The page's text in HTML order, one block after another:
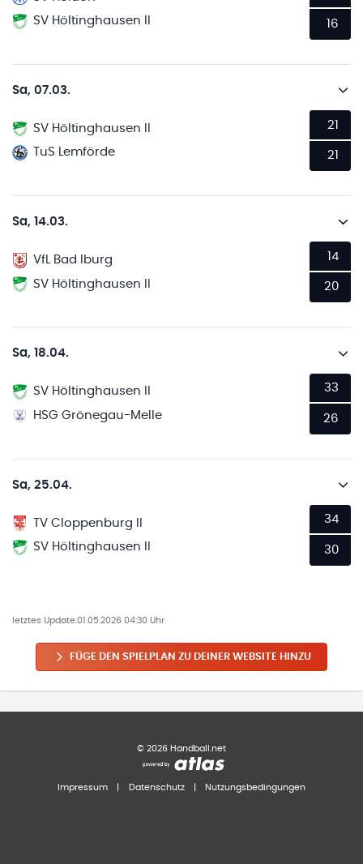
SV Höltinghausen II
16
Sa, 07.03.
SV Höltinghausen II
TuS Lemförde
21
21
Sa, 14.03.
VfL Bad Iburg
SV Höltinghausen II
14
20
Sa, 18.04.
SV Höltinghausen II
HSG Grönegau-Melle
33
26
Sa, 25.04.
TV Cloppenburg II
SV Höltinghausen II
34
30
letztes Update:01.05.2026 04:30 Uhr
FÜGE DEN SPIELPLAN ZU DEINER WEBSITE HINZU
© 2026 Handball.net
Impressum Datenschutz Nutzungsbedingungen